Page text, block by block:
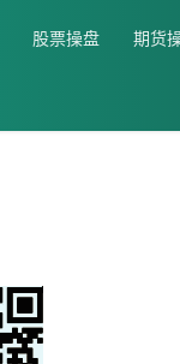
股票操盘 期货